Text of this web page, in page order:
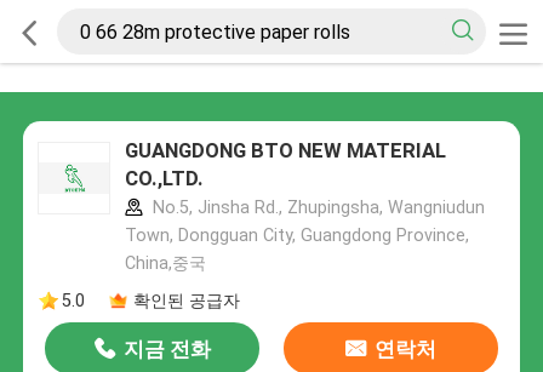
GUANGDONG BTO NEW MATERIAL
CO.,LTD.
No.5, Jinsha Rd., Zhupingsha, Wangniudun
Town, Dongguan City, Guangdong Province,
China,중국
5.0
확인된 공급자
지금 전화 연락처